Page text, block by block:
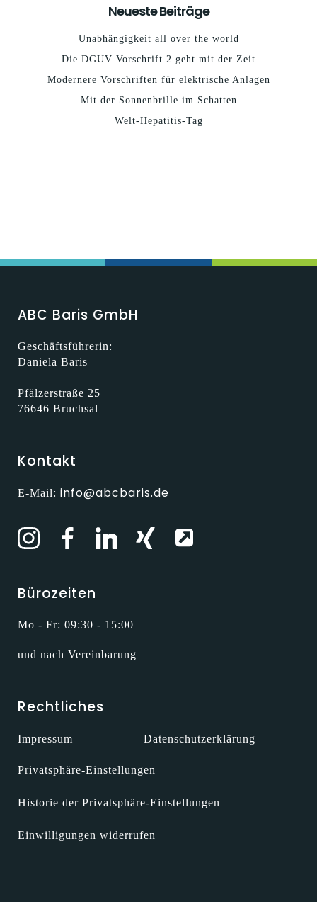
Neueste Beiträge
Unabhängigkeit all over the world
Die DGUV Vorschrift 2 geht mit der Zeit
Modernere Vorschriften für elektrische Anlagen
Mit der Sonnenbrille im Schatten
Welt-Hepatitis-Tag
ABC Baris GmbH
Geschäftsführerin:
Daniela Baris
Pfälzerstraße 25
76646 Bruchsal
Kontakt
E-Mail: info@abcbaris.de
Bürozeiten
Mo - Fr: 09:30 - 15:00
und nach Vereinbarung
Rechtliches
Impressum Datenschutzerklärung
Privatsphäre-Einstellungen
Historie der Privatsphäre-Einstellungen
Einwilligungen widerrufen